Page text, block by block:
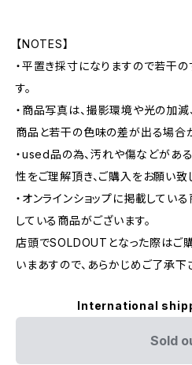
【NOTES】
・平置き採寸になりますので若干
す。
・商品写真は、撮影環境や光の加
商品と若干の色味の差が出る場合
・used品の為、汚れや傷などがあ
性をご理解頂き、ご購入をお願い致
・オンラインショップに掲載してい
している商品がございます。
店頭でSOLDOUTとなった際はご
いまあすので、あらかじめご了承下
International
Sold